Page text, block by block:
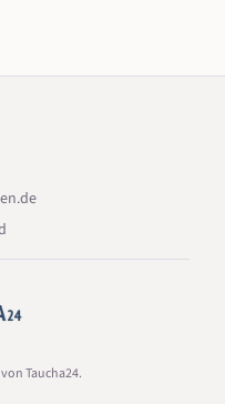
Taucha24.